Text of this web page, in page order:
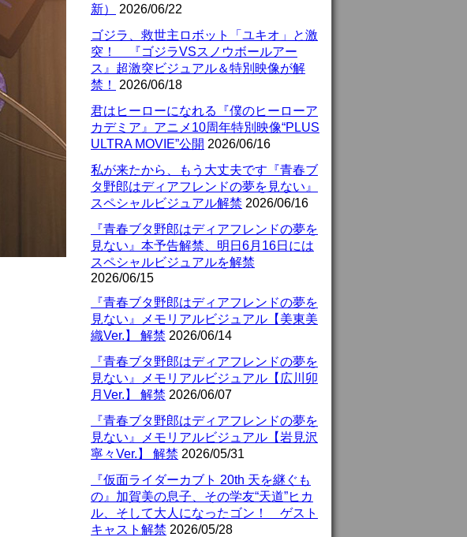
新）
2026/06/22
ゴジラ、救世主ロボット「ユキオ」と激
突！ 『ゴジラVSスノウボールアー
ス』超激突ビジュアル＆特別映像が解
禁！
2026/06/18
君はヒーローになれる『僕のヒーローア
カデミア』アニメ10周年特別映像“PLUS
ULTRA MOVIE”公開 2026/06/16
私が来たから、もう大丈夫です『青春ブ
タ野郎はディアフレンドの夢を見ない』
スペシャルビジュアル解禁 2026/06/16
『青春ブタ野郎はディアフレンドの夢を
見ない』本予告解禁、明日6月16日には
スペシャルビジュアルを解禁
2026/06/15
『青春ブタ野郎はディアフレンドの夢を
見ない』メモリアルビジュアル【美東美
織Ver.】 解禁 2026/06/14
『青春ブタ野郎はディアフレンドの夢を
見ない』メモリアルビジュアル【広川卯
月Ver.】 解禁 2026/06/07
『青春ブタ野郎はディアフレンドの夢を
見ない』メモリアルビジュアル【岩見沢
寧々Ver.】 解禁 2026/05/31
『仮面ライダーカブト 20th 天を継ぐも
の』加賀美の息子、その学友“天道”ヒカ
ル、そして大人になったゴン！ ゲスト
キャスト解禁 2026/05/28